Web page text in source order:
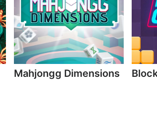
Mahjongg Dimensions